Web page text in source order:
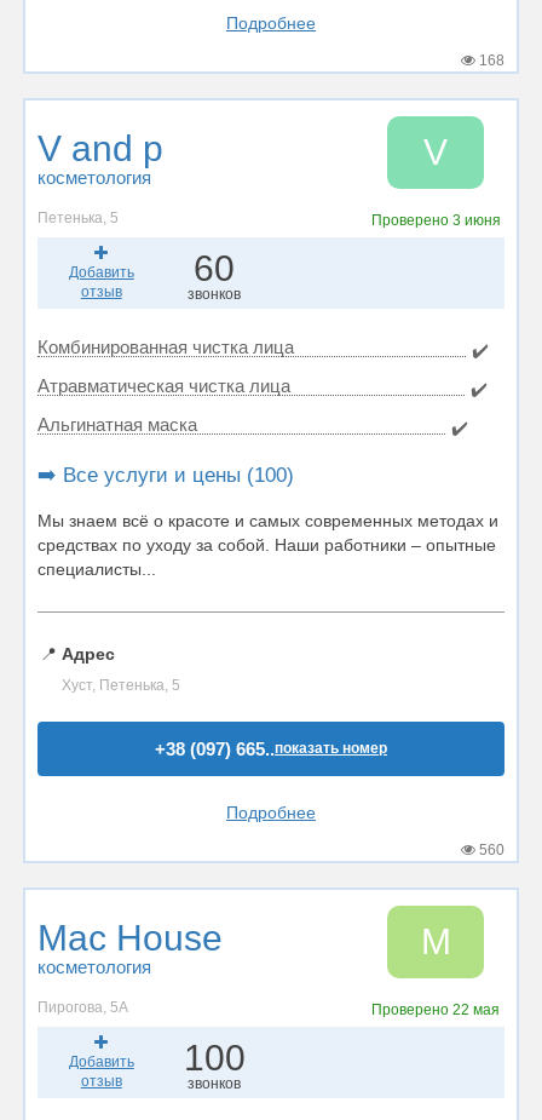
Подробнее
168
V and p
косметология
V
Петенька, 5 Проверено 3 июня
Добавить
отзыв
60
звонков
Комбинированная чистка лица
✔️
Атравматическая чистка лица
✔️
Альгинатная маска
✔️
➡️ Все услуги и цены (100)
Мы знаем всё о красоте и самых современных методах и
средствах по уходу за собой. Наши работники – опытные
специалисты...
📍 Адрес
Хуст, Петенька, 5
+38 (097) 665..показать номер
Подробнее
560
Mac House
косметология
M
Пирогова, 5А Проверено22 мая
Добавить
отзыв
100
звонков